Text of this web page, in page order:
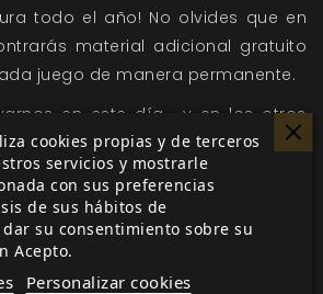
todo el año! No olvides que en
material adicional gratuito
juego de manera permanente.
en este día… y en los otros
a ti seguimos publicando rol
y de calidad. Gracias a ti
lo que nos mueve:
, lee tu aventura gratis y
cookies propias y de terceros
servicios y mostrarle
con sus preferencias
de sus hábitos de
dar su consentimiento sobre su
Acepto.
Personalizar cookies